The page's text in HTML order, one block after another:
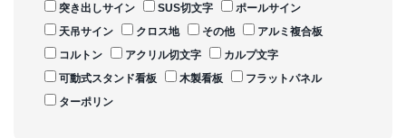
突き出しサイン
SUS切文字
ポールサイン
天吊サイン
クロス地 その他
アルミ複合板
コルトン
アクリル切文字
カルプ文字
可動式スタンド看板
木製看板
フラットパネル
ターポリン